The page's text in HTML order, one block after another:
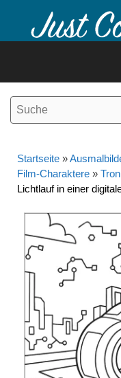
Inhalt
Startseite »
Film-Charaktere » Tron
Lichtlauf in einer